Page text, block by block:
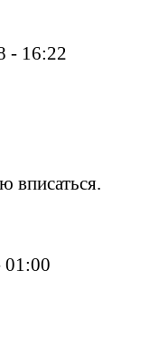
- 16:22
вписаться.
01:00